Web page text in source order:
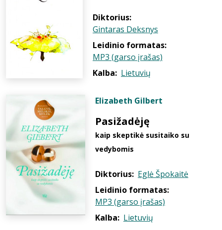
Diktorius:
Gintaras Deksnys
Leidinio formatas:
MP3 (garso įrašas)
Kalba: Lietuvių
Elizabeth Gilbert
Pasižadėję
kaip skeptikė susitaiko su
vedybomis
Diktorius: Eglė Špokaitė
Leidinio formatas:
MP3 (garso įrašas)
Kalba: Lietuvių